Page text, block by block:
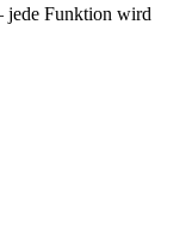
jede Funktion wird